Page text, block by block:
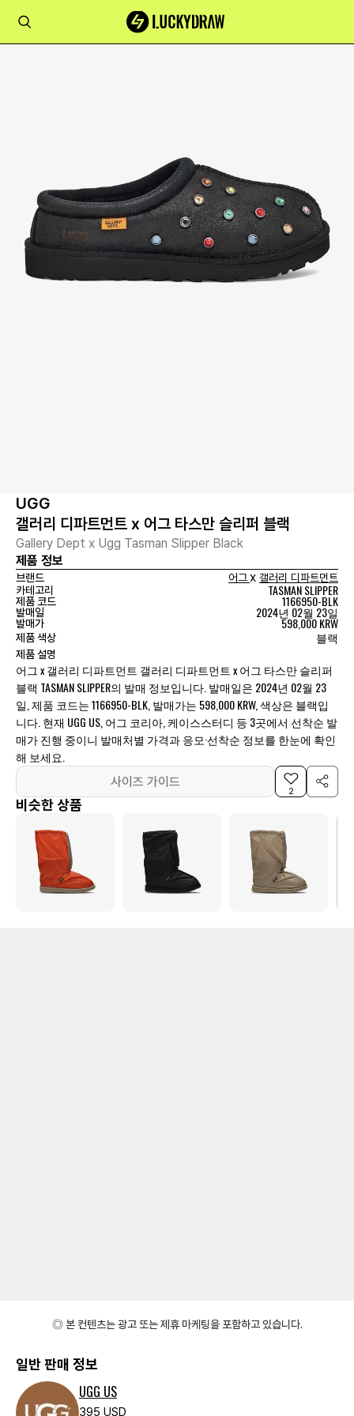
UGG
갤러리 디파트먼트 x 어그 타스만 슬리퍼 블랙
Gallery Dept x Ugg Tasman Slipper Black
제품 정보
브랜드 어그x 갤러리 디파트먼트
카테고리
TASMAN SLIPPER
제품 코드 1166950-BLK
발매일 2024년 02월 23일
발매가 598,000 KRW
제품 색상 블랙
제품 설명
어그 x 갤러리 디파트먼트 갤러리 디파트먼트 x 어그 타스만 슬리퍼
블랙 TASMAN SLIPPER의 발매 정보입니다. 발매일은 2024년 02월 23
일, 제품 코드는 1166950-BLK, 발매가는 598,000 KRW, 색상은 블랙입
니다. 현재 UGG US, 어그 코리아, 케이스스터디 등 3곳에서 선착순 발
매가 진행 중이니 발매처별 가격과 응모·선착순 정보를 한눈에 확인
해 보세요.
사이즈 가이드
2
비슷한 상품
◎ 본 컨텐츠는 광고 또는 제휴 마케팅을 포함하고 있습니다.
일반 판매 정보
UGG US
395 USD